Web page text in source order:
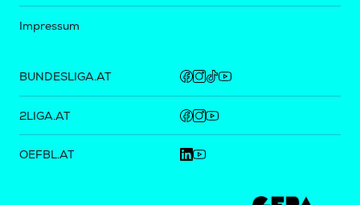
Impressum
BUNDESLIGA.AT
2LIGA.AT
OEFBL.AT